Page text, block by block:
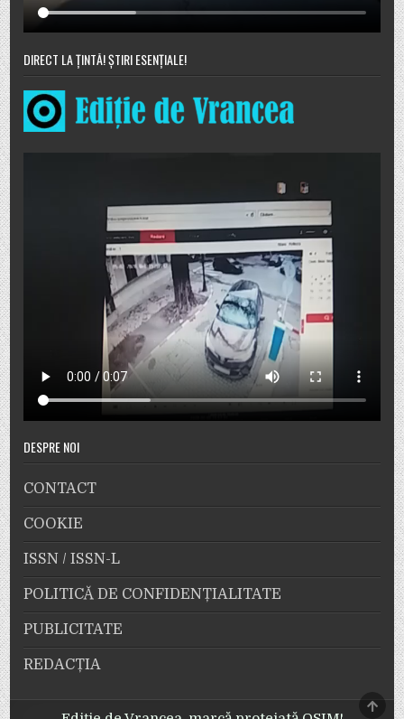
DIRECT LA ȚINTĂ! ȘTIRI ESENȚIALE!
DESPRE NOI
CONTACT
COOKIE
ISSN / ISSN-L
POLITICĂ DE CONFIDENȚIALITATE
PUBLICITATE
REDACȚIA